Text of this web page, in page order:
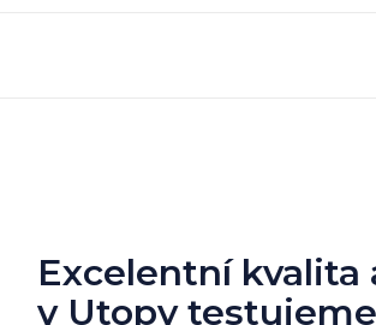
Excelentní kvalita
v Utopy testujeme